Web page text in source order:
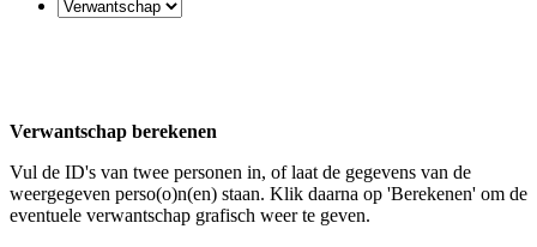
Verwantschap berekenen
Vul de ID's van twee personen in, of laat de gegevens van de
weergegeven perso(o)n(en) staan. Klik daarna op 'Berekenen' om de
eventuele verwantschap grafisch weer te geven.